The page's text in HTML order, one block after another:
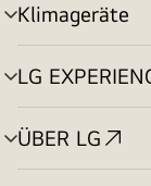
Klimageräte
Menü
umschalten
LG
Menü
umschalten
ÜBER LG
Menü
umschalten